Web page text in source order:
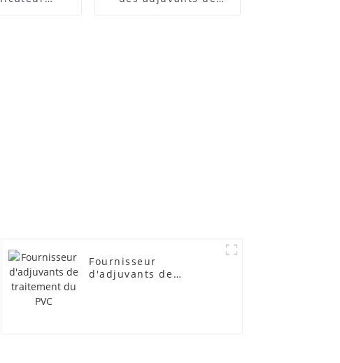
Fournisseur
d'adjuvants de